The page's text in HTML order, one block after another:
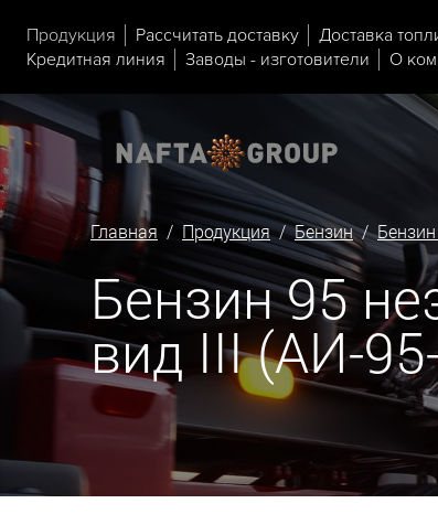
Продукция Рассчитать доставку Доставка
Кредитная линия
Заводы - изготовители О
Главная / Продукция/Бензин/
Бензин 95
вид III (АИ-